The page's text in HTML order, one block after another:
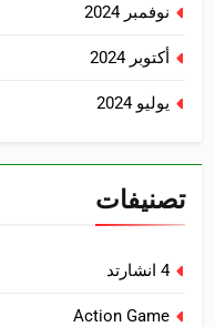
نوفمبر 2024
أكتوبر 2024
يوليو 2024
تصنيفات
4 انشارتد
Action Game